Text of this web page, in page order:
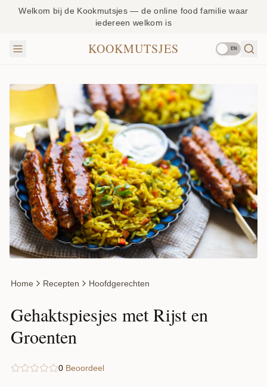
Welkom bij de Kookmutsjes — de online food familie waar
iedereen welkom is
KOOKMUTSJES EN
Home Recepten Hoofdgerechten
Gehaktspiesjes met Rijst en
Groenten
0 Beoordeel